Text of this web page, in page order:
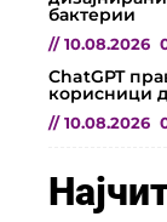
бактерии
// 10.08.2026
ChatGPT
корисници
// 10.08.2026